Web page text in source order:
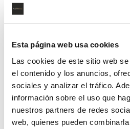
Esta página web usa cookies
Las cookies de este sitio web
el contenido y los anuncios,
sociales y analizar el tráfico.
información sobre el uso que
nuestros partners de redes
web, quienes pueden
¿Has olvidado tu contraseña?